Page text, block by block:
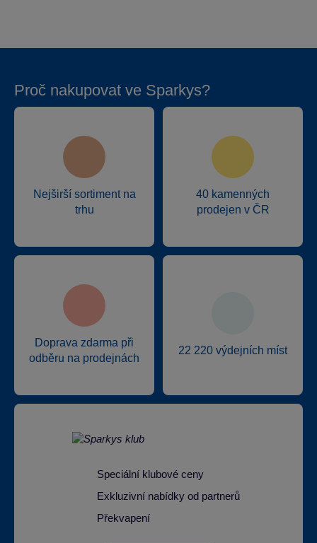
Proč nakupovat ve Sparkys?
Nejširší sortiment na
trhu
40 kamenných
prodejen v ČR
Doprava zdarma při
odběru na prodejnách
22 220 výdejních míst
Speciální klubové ceny
Exkluzivní nabídky od partnerů
Překvapení